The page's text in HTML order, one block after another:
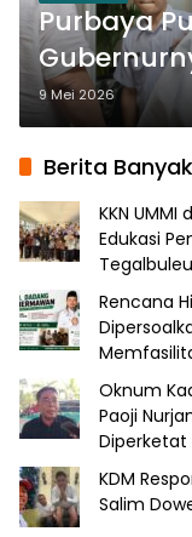
Purbaya
Akan
9 Mei 2026
Berita
KKN
Edukasi
Rencana
Oknum
Paoji
Diperketat
KDM
Salim